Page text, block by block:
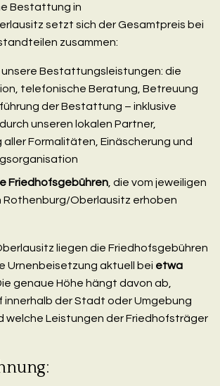
Bestattung in
setzt sich der Gesamtpreis bei
zusammen:
unsere Bestattungsleistungen: die
telefonische Beratung, Betreuung
der Bestattung – inklusive
unseren lokalen Partner,
aller Formalitäten, Einäscherung und
Friedhofsgebühren , die vom jeweiligen
Rothenburg/Oberlausitz erhoben
liegen die Friedhofsgebühren
Urnenbeisetzung aktuell bei etwa
genaue Höhe hängt davon ab,
innerhalb der Stadt oder Umgebung
welche Leistungen der Friedhofsträger